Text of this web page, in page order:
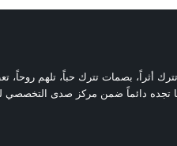
أثراً، بصمات تترك حباً، تلهم روحاً،
تجده دائماً ضمن مركز صدى التخصصي